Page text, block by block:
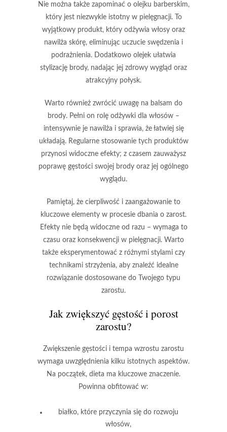
Nie można także zapominać o olejku barberskim,
który jest niezwykle istotny w pielęgnacji.To
wyjątkowy produkt, który odżywia włosy oraz
nawilża skórę, eliminując uczucie swędzenia i
podrażnienia. Dodatkowo olejek ułatwia
stylizację brody, nadając jej zdrowy wygląd oraz
atrakcyjny połysk.
Warto również zwrócić uwagę na balsam do
brody. Pełni on rolę odżywki dla włosów –
intensywnie je nawilża i sprawia, że łatwiej się
układają.Regularne stosowanie tych produktów
przynosi widoczne efekty; z czasem zauważysz
poprawę gęstości swojej brody oraz jej ogólnego
wyglądu.
Pamiętaj, że cierpliwość i zaangażowanie to
kluczowe elementy w procesie dbania o zarost.
Efekty nie będą widoczne od razu – wymaga to
czasu oraz konsekwencji w pielęgnacji. Warto
także eksperymentować z różnymi stylami czy
technikami strzyżenia, aby znaleźć idealne
rozwiązanie dostosowane do Twojego typu
zarostu.
Jak zwiększyć gęstość i porost
zarostu?
Zwiększenie gęstości i tempa wzrostu zarostu
wymaga uwzględnienia kilku istotnych aspektów.
Na początek, dieta ma kluczowe znaczenie.
Powinna obfitować w:
białko, które przyczynia się do rozwoju
włosów,